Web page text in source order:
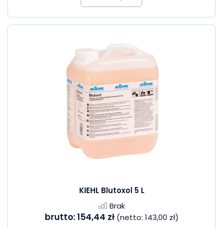
KIEHL Blutoxol 5 L
Brak
brutto:154,44 zł (netto: 143,00 zł)